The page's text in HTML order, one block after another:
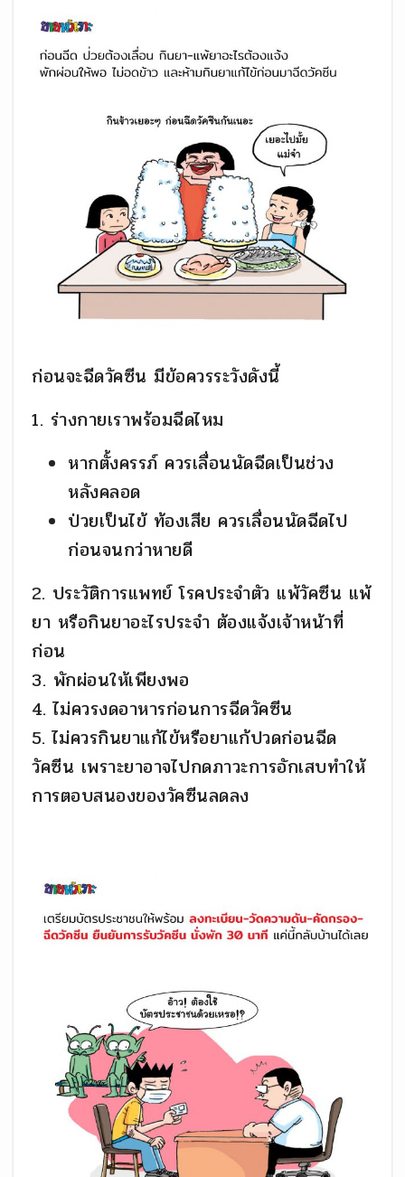
ก่อนจะฉีดวัคซีน มีข้อควรระวังดังนี้
1. ร่างกายเราพร้อมฉีดไหม
หากตั้งครรภ์ ควรเลื่อนนัดฉีดเป็นช่วง
หลังคลอด
ป่วยเป็นไข้ ท้องเสีย ควรเลื่อนนัดฉีดไป
ก่อนจนกว่าหายดี
2. ประวัติการแพทย์ โรคประจำตัว แพ้วัคซีน แพ้
ยา หรือกินยาอะไรประจำ ต้องแจ้งเจ้าหน้าที่
ก่อน
3. พักผ่อนให้เพียงพอ
4. ไม่ควรงดอาหารก่อนการฉีดวัคซีน
5. ไม่ควรกินยาแก้ไข้หรือยาแก้ปวดก่อนฉีด
วัคซีน เพราะยาอาจไปกดภาวะการอักเสบทำให้
การตอบสนองของวัคซีนลดลง